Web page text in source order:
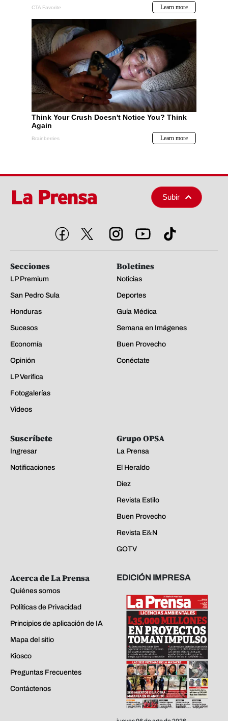
Subir
Secciones
LP Premium
San Pedro Sula
Honduras
Sucesos
Economía
Opinión
LP Verifica
Fotogalerías
Videos
Boletines
Noticias
Deportes
Guía Médica
Semana en Imágenes
Buen Provecho
Conéctate
Suscríbete
Ingresar
Notificaciones
Grupo OPSA
La Prensa
El Heraldo
Diez
Revista Estilo
Buen Provecho
Revista E&N
GOTV
Acerca de La Prensa
Quiénes somos
Políticas de Privacidad
Principios de aplicación de IA
Mapa del sitio
Kiosco
Preguntas Frecuentes
Contáctenos
EDICIÓN IMPRESA